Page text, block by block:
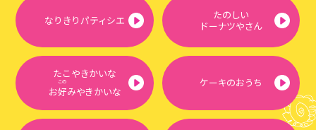
なりきりパティシエ
たのしい
ドーナツやさん
たこやきかいな
お好
この
みやきかいな
ケーキのおうち